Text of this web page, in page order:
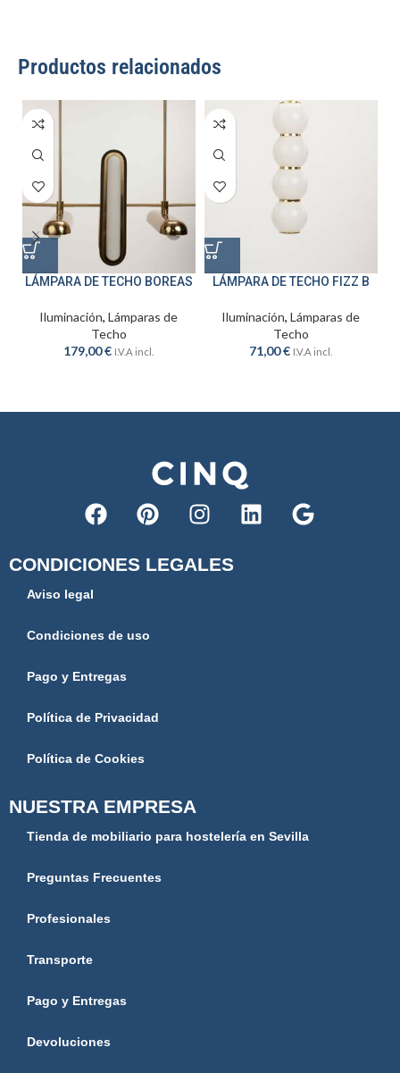
Productos relacionados
LÁMPARA DE TECHO BOREAS
Iluminación,Lámparas de
Techo
179,00€ I.V.A incl.
LÁMPARA DE TECHO FIZZ B
Iluminación,Lámparas de
Techo
71,00€ I.V.A incl.
CONDICIONES LEGALES
Aviso legal
Condiciones de uso
Pago y Entregas
Política de Privacidad
Política de Cookies
NUESTRA EMPRESA
Tienda de mobiliario para hostelería en Sevilla
Preguntas Frecuentes
Profesionales
Transporte
Pago y Entregas
Devoluciones